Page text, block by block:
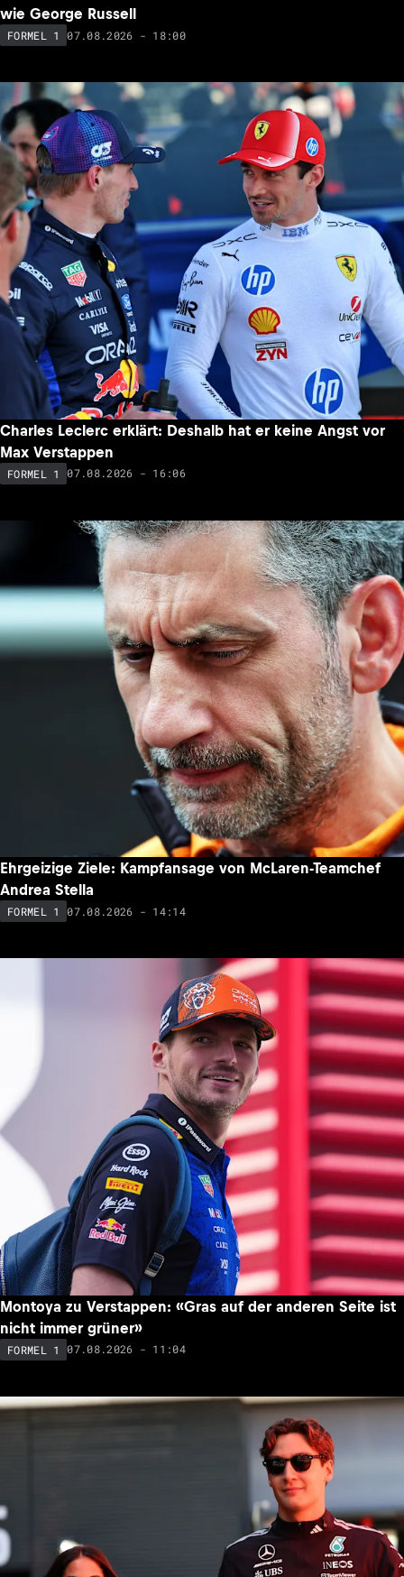
wie George Russell
FORMEL 1 07.08.2026 - 18:00
Charles Leclerc erklärt: Deshalb hat er keine Angst vor
Max Verstappen
FORMEL 1 07.08.2026 - 16:06
Ehrgeizige Ziele: Kampfansage von McLaren-Teamchef
Andrea Stella
FORMEL 1 07.08.2026 - 14:14
Montoya zu Verstappen: «Gras auf der anderen Seite ist
nicht immer grüner»
FORMEL 1 07.08.2026 - 11:04